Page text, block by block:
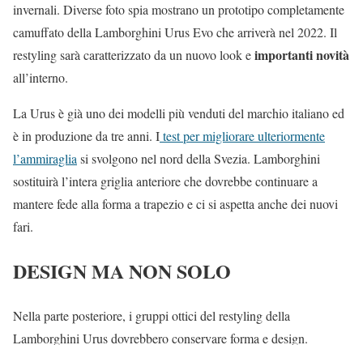
invernali. Diverse foto spia mostrano un prototipo completamente
camuffato della Lamborghini Urus Evo che arriverà nel 2022. Il
restyling sarà caratterizzato da un nuovo look eimportanti novità
all’interno.
La Urus è già uno dei modelli più venduti del marchio italiano ed
è in produzione da tre anni. Itest per migliorare ulteriormente
l’ammiraglia si svolgono nel nord della Svezia. Lamborghini
sostituirà l’intera griglia anteriore che dovrebbe continuare a
mantere fede alla forma a trapezio e ci si aspetta anche dei nuovi
fari.
DESIGN MA NON SOLO
Nella parte posteriore, i gruppi ottici del restyling della
Lamborghini Urus dovrebbero conservare forma e design.